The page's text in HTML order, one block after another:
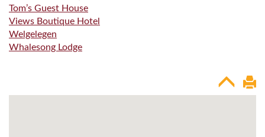
Tom’s Guest House
Views Boutique Hotel
Welgelegen
Whalesong Lodge